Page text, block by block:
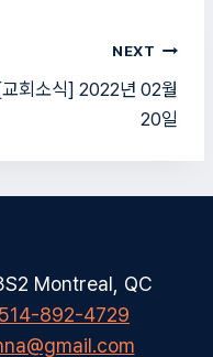
NEXT
회소식] 2022년 02월
20일
Montreal, QC
514-892-4729